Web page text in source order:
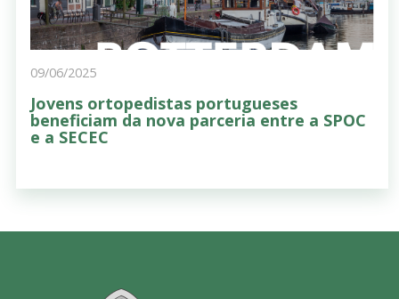
09/06/2025
Jovens ortopedistas portugueses
beneficiam da nova parceria entre a SPOC
e a SECEC